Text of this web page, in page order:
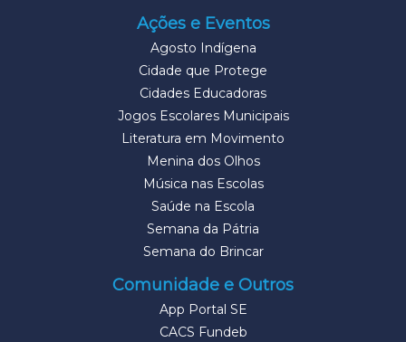
Ações e Eventos
Agosto Indígena
Cidade que Protege
Cidades Educadoras
Jogos Escolares Municipais
Literatura em Movimento
Menina dos Olhos
Música nas Escolas
Saúde na Escola
Semana da Pátria
Semana do Brincar
Comunidade e Outros
App Portal SE
CACS Fundeb